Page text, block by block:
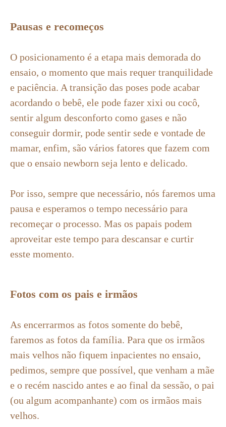
Pausas e recomeços
O posicionamento é a etapa mais demorada do
ensaio, o momento que mais requer tranquilidade
e paciência. A transição das poses pode acabar
acordando o bebê, ele pode fazer xixi ou cocô,
sentir algum desconforto como gases e não
conseguir dormir, pode sentir sede e vontade de
mamar, enfim, são vários fatores que fazem com
que o ensaio newborn seja lento e delicado.
Por isso, sempre que necessário, nós faremos uma
pausa e esperamos o tempo necessário para
recomeçar o processo. Mas os papais podem
aproveitar este tempo para descansar e curtir
esste momento.
Fotos com os pais e irmãos
As encerrarmos as fotos somente do bebê,
faremos as fotos da família. Para que os irmãos
mais velhos não fiquem inpacientes no ensaio,
pedimos, sempre que possível, que venham a mãe
e o recém nascido antes e ao final da sessão, o pai
(ou algum acompanhante) com os irmãos mais
velhos.